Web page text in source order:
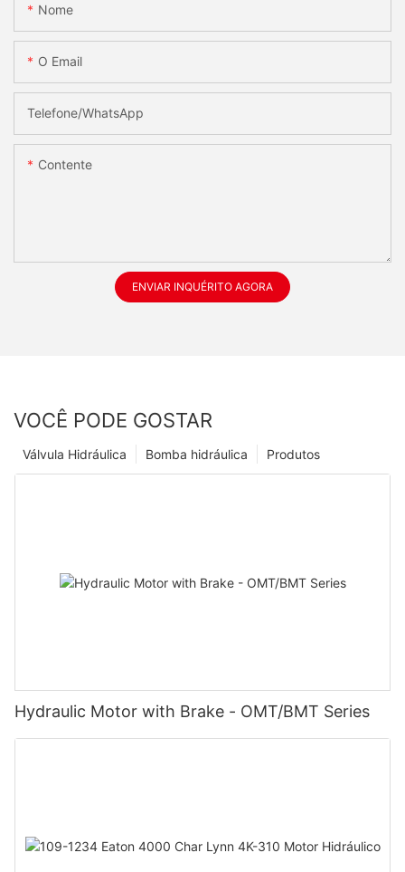
Nome
O Email
Telefone/whatsApp
Contente
ENVIAR INQUÉRITO AGORA
VOCÊ PODE GOSTAR
Produtos
Bomba hidráulica
Válvula Hidráulica
Hydraulic Motor with Brake - OMT/BMT Series